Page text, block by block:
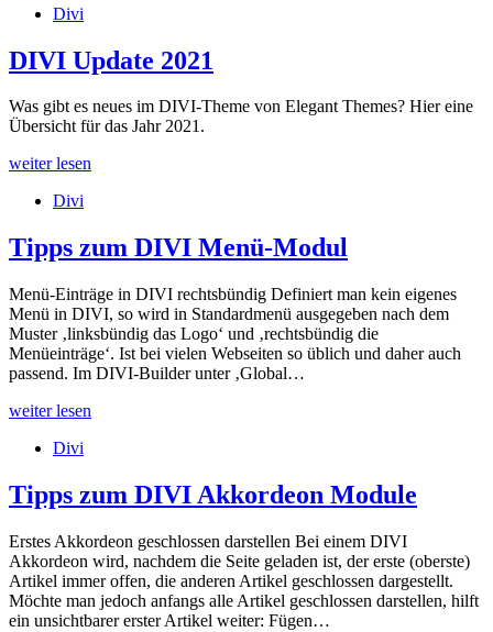
des
WordPress
Plugins
Divi
DIVI Update 2021
Was gibt es neues im DIVI-Theme von Elegant Themes? Hier eine
Übersicht für das Jahr 2021.
weiter lesen
Divi
Tipps zum DIVI Menü-Modul
Menü-Einträge in DIVI rechtsbündig Definiert man kein eigenes
Menü in DIVI, so wird in Standardmenü ausgegeben nach dem
Muster ‚linksbündig das Logo‘ und ‚rechtsbündig die
Menüeinträge‘. Ist bei vielen Webseiten so üblich und daher auch
passend. Im DIVI-Builder unter ‚Global…
weiter lesen
Modul
Divi
Tipps zum DIVI Akkordeon Module
Erstes Akkordeon geschlossen darstellen Bei einem DIVI
Akkordeon wird, nachdem die Seite geladen ist, der erste (oberste)
Artikel immer offen, die anderen Artikel geschlossen dargestellt.
Möchte man jedoch anfangs alle Artikel geschlossen darstellen, hilft
ein unsichtbarer erster Artikel weiter: Fügen…